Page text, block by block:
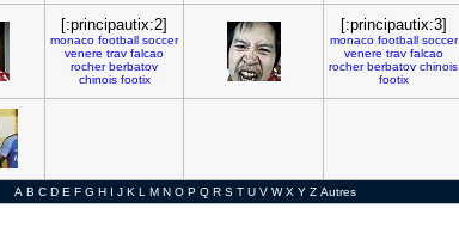
[:principautix:2]
monaco football soccer
venere trav falcao
rocher berbatov
chinois footix
[:principautix:3]
monaco football soccer
venere trav falcao
rocher berbatov chinois
footix
A B C D E F G H I J K L M N O P Q R S T U V W X Y Z Autres